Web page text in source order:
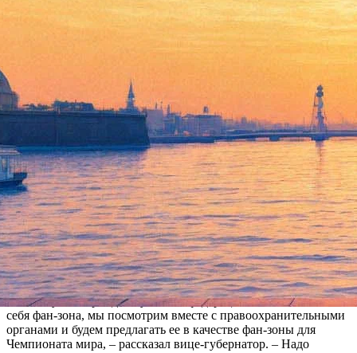
Версия для печати
Вице-губернатор Санкт-Петербурга Владимир Кириллов в
беседе с корреспондентом «Фонтанки» выразил уверенность,
что Дворцовая площадь не станет местом для организации
фан-зоны таких крупных спортивных соревнований, как
Кубок конфедераций и Чемпионат мира по футболу.
«На Дворцовой площади фан-зоны не будет – ни Кубка
конфедераций, ни Чемпионата мира. Точно», – сказал он.
Кириллов напомнил, что «фан-зона для Кубка конфедераций
определена» – это Конюшенная площадь.
«По тому, как пройдет Кубок конфедераций, и как покажет
себя фан-зона, мы посмотрим вместе с правоохранительными
органами и будем предлагать ее в качестве фан-зоны для
Чемпионата мира, – рассказал вице-губернатор. – Надо